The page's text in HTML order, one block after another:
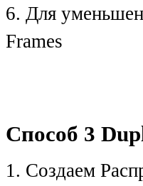
6. Для
Frames
Способ 3
1. Создаем